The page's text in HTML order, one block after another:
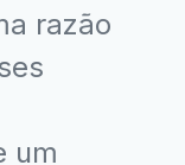
razão
um